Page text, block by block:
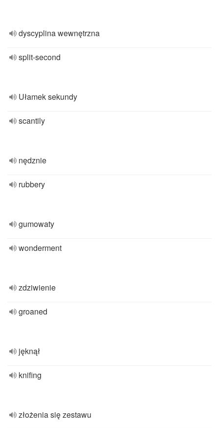
dyscyplina wewnętrzna
split-second
Ułamek sekundy
scantily
nędznie
rubbery
gumowaty
wonderment
zdziwienie
groaned
jęknął
knifing
złożenia się zestawu